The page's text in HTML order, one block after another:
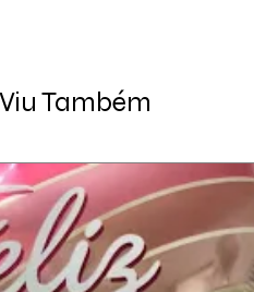
Também